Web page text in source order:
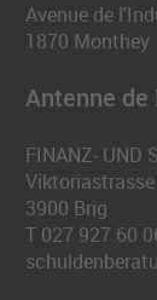
Avenue de
1870 Monthey
Antenne de
FINANZ- UND
3900 Brig
T 027 927 60